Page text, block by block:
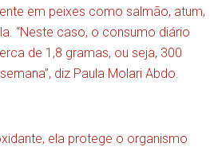
em peixes como salmão, atum,
“Neste caso, o consumo diário
de 1,8 gramas, ou seja, 300
diz Paula Molari Abdo.
ela protege o organismo